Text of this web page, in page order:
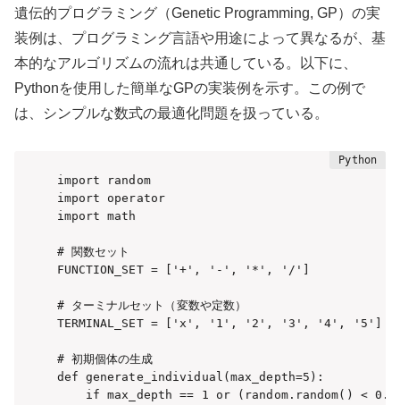
遺伝的プログラミング（Genetic Programming, GP）の実
装例は、プログラミング言語や用途によって異なるが、基
本的なアルゴリズムの流れは共通している。以下に、
Pythonを使用した簡単なGPの実装例を示す。この例で
は、シンプルな数式の最適化問題を扱っている。
import random
import operator
import math
# 関数セット
FUNCTION_SET = ['+', '-', '*', '/']
# ターミナルセット（変数や定数）
TERMINAL_SET = ['x', '1', '2', '3', '4', '5']
# 初期個体の生成
def generate_individual(max_depth=5):
if max_depth == 1 or (random.random() <